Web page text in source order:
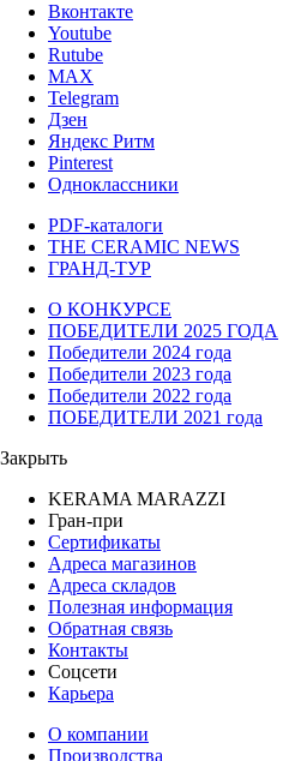
Вконтакте
Youtube
Rutube
MAX
Telegram
Дзен
Яндекс Ритм
Pinterest
Одноклассники
PDF-каталоги
THE CERAMIC NEWS
ГРАНД-ТУР
О КОНКУРСЕ
ПОБЕДИТЕЛИ 2025 ГОДА
Победители 2024 года
Победители 2023 года
Победители 2022 года
ПОБЕДИТЕЛИ 2021 года
Закрыть
KERAMA MARAZZI
Гран-при
Сертификаты
Адреса магазинов
Адреса складов
Полезная информация
Обратная связь
Контакты
Соцсети
Карьера
О компании
Производства